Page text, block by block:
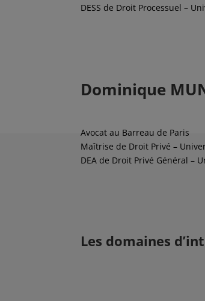
DESS de Droit Processuel –
Dominique
Avocat au Barreau de Paris
Maîtrise de Droit Privé –
DEA de Droit Privé Général –
Les domaines